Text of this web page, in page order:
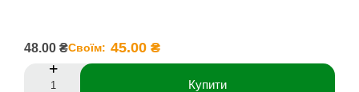
48.00 ₴Своїм: 45.00 ₴
Купити